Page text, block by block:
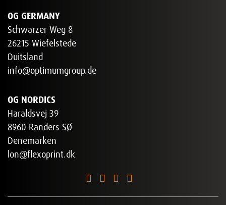
OG GERMANY
Schwarzer Weg 8
26215 Wiefelstede
Duitsland
info@optimumgroup.de
OG NORDICS
Haraldsvej 39
8960 Randers SØ
Denemarken
lon@flexoprint.dk